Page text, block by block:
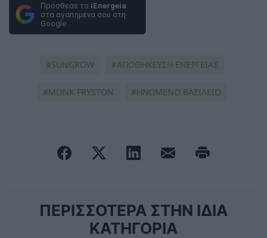
Πρόσθεσε το iEnergeia
στα αγαπημένα σου στη
Google
SUNGROW ΑΠΟΘΗΚΕΥΣΗ ΕΝΕΡΓΕΙΑΣ
MONK FRYSTON ΗΝΩΜΕΝΟ ΒΑΣΙΛΕΙΟ
ΠΕΡΙΣΣΟΤΕΡΑ ΣΤΗΝ ΙΔΙΑ
ΚΑΤΗΓΟΡΙΑ